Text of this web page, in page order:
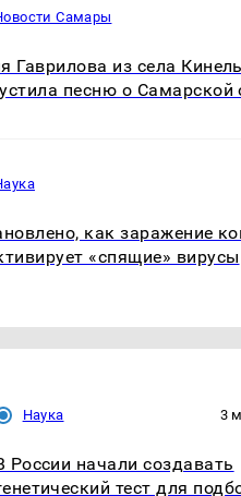
Самары
Гаврилова из села
песню о Самарской
как заражение
«спящие» вирусы
Наука 3
России начали создавать
тест для